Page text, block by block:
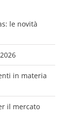
le novità
in materia
il mercato